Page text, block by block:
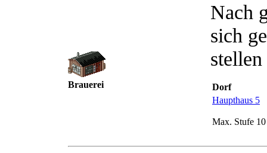
Brauerei
Nach
sich
Dorf
Haupthaus 5
Max. Stufe 10